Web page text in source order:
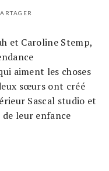
et Caroline Stemp,
aiment les choses
sœurs ont créé
Sascal studio et
leur enfance